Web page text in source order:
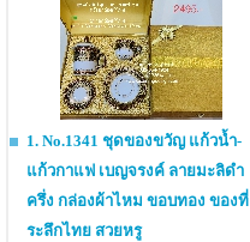
1. No.1341 ชุดของขวัญ แก้วน้ำ-
แก้วกาแฟ เบญจรงค์ ลายมะลิดำ
ครึ่ง กล่องผ้าไหม ขอบทอง ของที่
ระลึกไทย สวยหรู